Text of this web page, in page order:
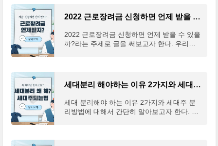
2022 근로장려금 신청하면 언제 받을 수 있을까?
2022 근로장려금 신청하면 언제 받을 수 있을
까?라는 주제로 글을 써보고자 한다. 우리나
세대분리 해야하는 이유 2가지와 세대주 분리방법
세대 분리해야 하는 이유 2가지와 세대주 분
리방법에 대해서 간단히 알아보고자 한다. 부